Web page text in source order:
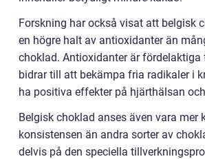
Forskning har också visat att belgisk
en högre halt av antioxidanter än
choklad. Antioxidanter är fördelaktiga
bidrar till att bekämpa fria radikaler i
ha positiva effekter på hjärthälsan
Belgisk choklad anses även vara mer
konsistensen än andra sorter av
delvis på den speciella